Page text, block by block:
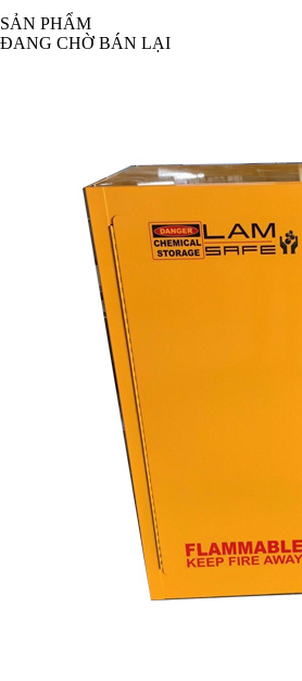
SẢN PHẨM
ĐANG CHỜ BÁN LẠI